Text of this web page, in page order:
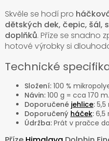
Skvěle se hodí pro
dětských dek, čepic, šál,
doplňků. Příze se snadno
hotové výrobky si
Technické
Složení: 100 %
Návin: 100 g = cca 170 m.
Doporučené jehlice: 5,5
Doporučený háček: 6,5
Údržba: Prát v pračce